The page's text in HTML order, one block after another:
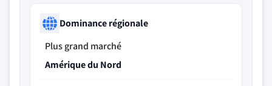
Dominance régionale
Plus grand marché
Amérique du Nord